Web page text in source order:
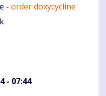
- order doxycycline
- 07:44